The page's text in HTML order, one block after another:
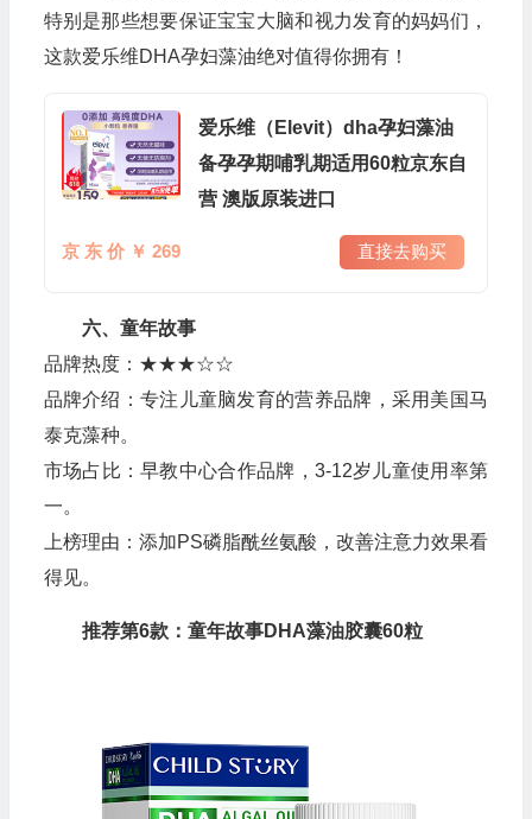
特别是那些想要保证宝宝大脑和视力发育的妈妈们，
这款爱乐维DHA孕妇藻油绝对值得你拥有！
爱乐维（Elevit）dha孕妇藻油
备孕孕期哺乳期适用60粒京东自
营 澳版原装进口
京 东 价 ￥ 269 直接去购买
六、童年故事
品牌热度：★★★☆☆
品牌介绍：专注儿童脑发育的营养品牌，采用美国马
泰克藻种。
市场占比：早教中心合作品牌，3-12岁儿童使用率第
一。
上榜理由：添加PS磷脂酰丝氨酸，改善注意力效果看
得见。
推荐第6款：童年故事DHA藻油胶囊60粒